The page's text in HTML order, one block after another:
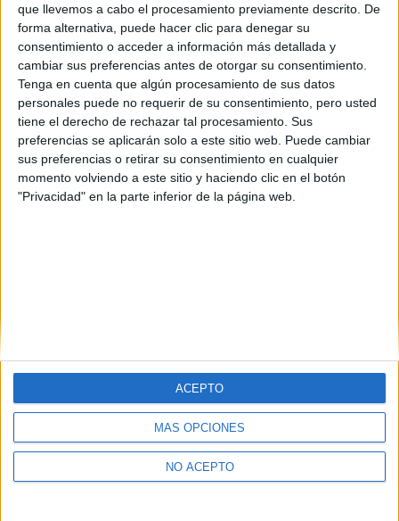
que llevemos a cabo el procesamiento previamente descrito. De
forma alternativa, puede hacer clic para denegar su
consentimiento o acceder a información más detallada y
cambiar sus preferencias antes de otorgar su consentimiento.
Tenga en cuenta que algún procesamiento de sus datos
personales puede no requerir de su consentimiento, pero usted
tiene el derecho de rechazar tal procesamiento. Sus
preferencias se aplicarán solo a este sitio web. Puede cambiar
sus preferencias o retirar su consentimiento en cualquier
momento volviendo a este sitio y haciendo clic en el botón
"Privacidad" en la parte inferior de la página web.
MÁS OPCIONES
NO ACEPTO
ACEPTO
Seleccionar por provincia
Barcelona(5)
A Coruña (1)
Granada(1)
Madrid(3)
Navarra(1)
Sevilla
(1)
Zaragoza
(1)
Quiénes somos|Contactar|
Aviso legal|Politica de privacidad|Condiciones generales|Política
de cookies
© 2003-2026Compás Mediterráneo S.L.- Diego de León 47 - 28006